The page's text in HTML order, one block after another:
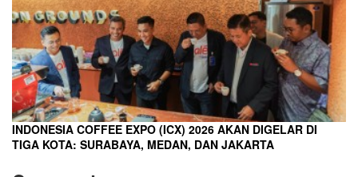
INDONESIA COFFEE EXPO (ICX) 2026 AKAN DIGELAR DI
TIGA KOTA: SURABAYA, MEDAN, DAN JAKARTA